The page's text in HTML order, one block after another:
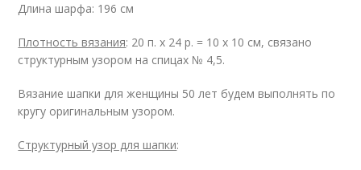
Длина шарфа: 196 см
Плотность вязания: 20 п. х 24 р. = 10 х 10 см, связано
структурным узором на спицах № 4,5.
Вязание шапки для женщины 50 лет будем выполнять по
кругу оригинальным узором.
Структурный узор для шапки: